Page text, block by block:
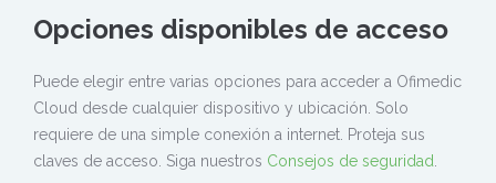
Opciones disponibles de acceso
Puede elegir entre varias opciones para acceder a Ofimedic
Cloud desde cualquier dispositivo y ubicación. Solo
requiere de una simple conexión a internet. Proteja sus
claves de acceso. Siga nuestros Consejos de seguridad